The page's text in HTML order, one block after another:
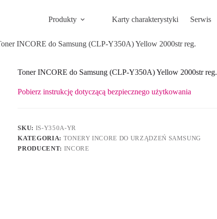
Produkty Karty charakterystyki Serwis
INCORE do Samsung (CLP-Y350A) Yellow 2000str reg.
Toner INCORE do Samsung (CLP-Y350A) Yellow 2000str reg.
Pobierz instrukcję dotyczącą bezpiecznego użytkowania
SKU: IS-Y350A-YR
KATEGORIA: TONERY INCORE DO URZĄDZEŃ SAMSUNG
PRODUCENT: INCORE